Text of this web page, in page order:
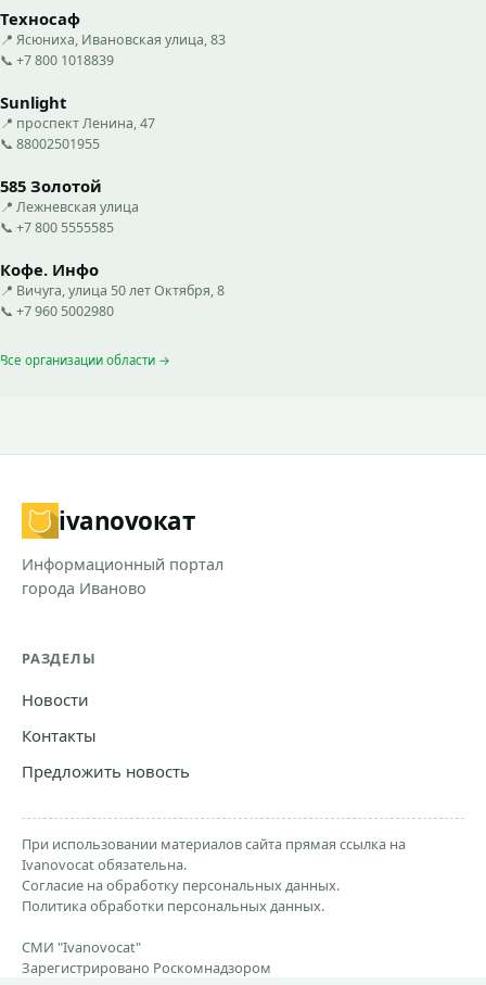
Техносаф
📍 Ясюниха, Ивановская улица, 83
📞 +7 800 1018839
Sunlight
📍 проспект Ленина, 47
📞 88002501955
585 Золотой
📍 Лежневская улица
📞 +7 800 5555585
Кофе. Инфо
📍 Вичуга, улица 50 лет Октября, 8
📞 +7 960 5002980
Все организации области →
ivanovoкат
Информационный портал
города Иваново
РАЗДЕЛЫ
Новости
Контакты
Предложить новость
При использовании материалов сайта прямая ссылка на
Ivanovocat обязательна.
Согласие на обработку персональных данных.
Политика обработки персональных данных.
СМИ "Ivanovocat"
Зарегистрировано Роскомнадзором